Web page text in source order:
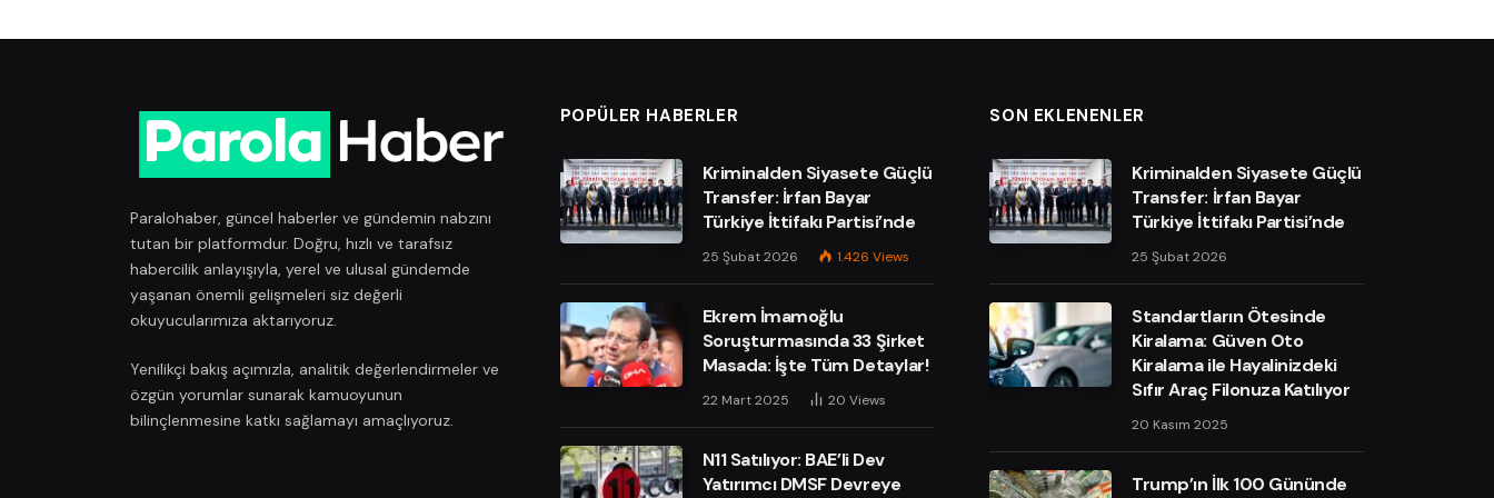
Paralohaber, güncel haberler ve gündemin nabzını
tutan bir platformdur. Doğru, hızlı ve tarafsız
habercilik anlayışıyla, yerel ve ulusal gündemde
yaşanan önemli gelişmeleri siz değerli
okuyucularımıza aktarıyoruz.
Yenilikçi bakış açımızla, analitik değerlendirmeler ve
özgün yorumlar sunarak kamuoyunun
bilinçlenmesine katkı sağlamayı amaçlıyoruz.
POPÜLER HABERLER
Kriminalden Siyasete Güçlü
Transfer: İrfan Bayar
Türkiye İttifakı Partisi’nde
25 Şubat 2026 1.426 Views
Ekrem İmamoğlu
Soruşturmasında 33 Şirket
Masada: İşte Tüm Detaylar!
22 Mart 2025 20 Views
N11 Satılıyor: BAE’li Dev
Yatırımcı DMSF Devreye
SON EKLENENLER
Kriminalden Siyasete Güçlü
Transfer: İrfan Bayar
Türkiye İttifakı Partisi’nde
25 Şubat 2026
Standartların Ötesinde
Kiralama: Güven Oto
Kiralama ile Hayalinizdeki
Sıfır Araç Filonuza Katılıyor
20 Kasım 2025
Trump’ın İlk 100 Gününde